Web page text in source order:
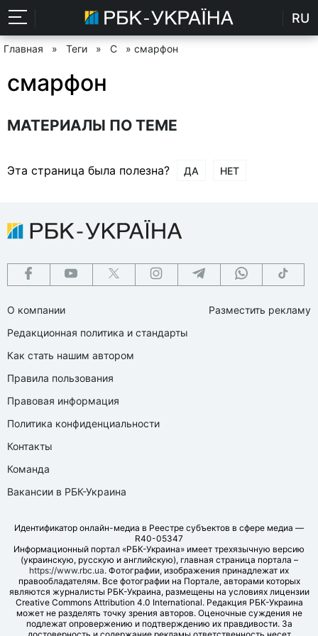
RU
Главная » Теги » С » смарфон
смарфон
МАТЕРИАЛЫ ПО ТЕМЕ
Эта страница была полезна? ДА НЕТ
О компании
Редакционная политика и стандарты
Как стать нашим автором
Правила пользования
Правовая информация
Политика конфиденциальности
Контакты
Команда
Вакансии в РБК-Украина
Разместить рекламу
Идентификатор онлайн-медиа в Реестре субъектов в сфере медиа —
R40-05347
Информационный портал «РБК-Украина» имеет трехязычную версию
(украинскую, русскую и английскую), главная страница портала –
https://www.rbc.ua. Фотографии, изображения принадлежат их
правообладателям. Все фотографии на Портале, авторами которых
являются журналисты РБК-Украина, размещены на условиях лицензии
Creative Commons Attribution 4.0 International. Редакция РБК-Украина
может не разделять точку зрения авторов. Оценочные суждения не
подлежат опровержению и подтверждению их правдивости. За